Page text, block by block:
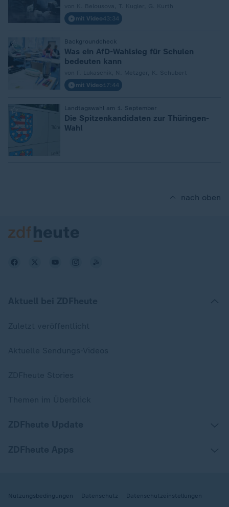
mit Video43:34
Backgroundcheck
:
Was ein AfD-Wahlsieg für Schulen
bedeuten kann
mit Video 17:44
Landtagswahl am 1. September
Die Spitzenkandidaten zur Thüringen-
Wahl
nach oben
Nutzungsbedingungen Datenschutz Datenschutzeinstellungen